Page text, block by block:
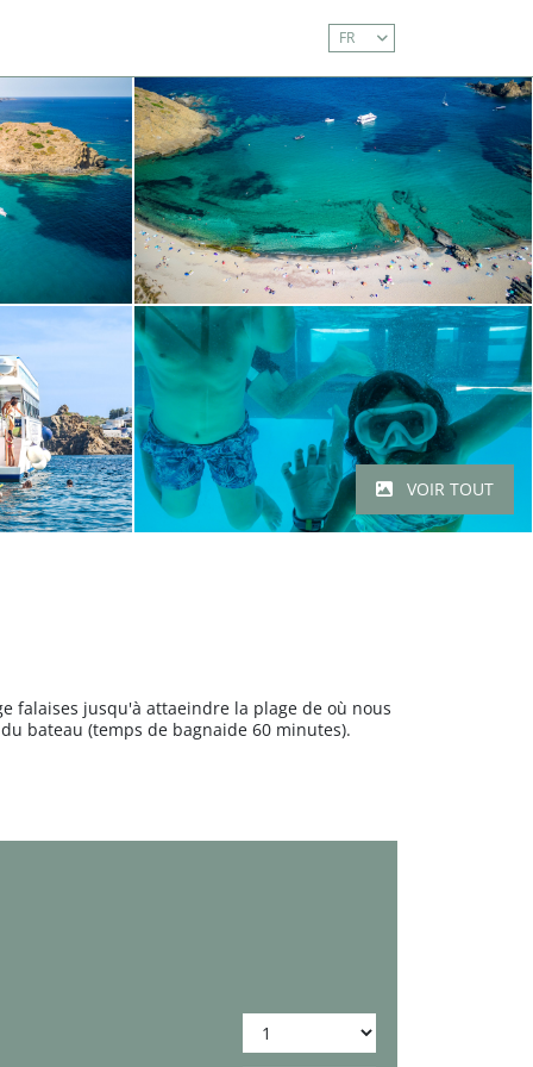
FR
y de 16.00h a 19.30h. Los sábados de
VOIR TOUT
falaises jusqu'à attaeindre la plage de où nous
bateau (temps de bagnaide 60 minutes).